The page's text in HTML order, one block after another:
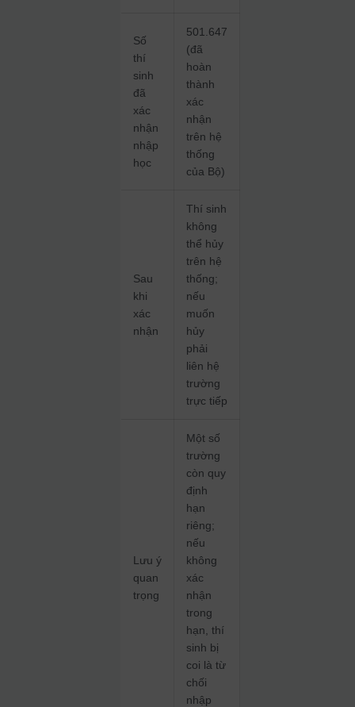
Số
thí
sinh
đã
xác
nhận
nhập
học
501.647
(đã
hoàn
thành
xác
nhận
trên hệ
thống
của Bộ)
Sau
khi
xác
nhận
Thí sinh
không
thể hủy
trên hệ
thống;
nếu
muốn
hủy
phải
liên hệ
trường
trực tiếp
Lưu ý
quan
trọng
Một số
trường
còn quy
định
hạn
riêng;
nếu
không
xác
nhận
trong
hạn, thí
sinh bị
coi là từ
chối
nhập